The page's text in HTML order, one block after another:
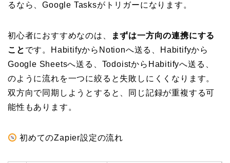
るなら、Google Tasksがトリガーになります。
初心者におすすめなのは、
まずは一方向の連携にする
こと です。HabitifyからNotionへ送る、Habitifyから
Google Sheetsへ送る、TodoistからHabitifyへ送る、
のように流れを一つに絞ると失敗しにくくなります。
双方向で同期しようとすると、同じ記録が重複する可
能性もあります。
初めてのZapier設定の流れ